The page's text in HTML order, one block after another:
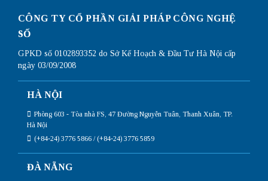
CÔNG TY CỔ PHẦN GIẢI PHÁP CÔNG NGHỆ
SỐ
GPKD số 0102893352 do Sở Kế Hoạch & Đầu Tư Hà Nội cấp
ngày 03/09/2008
HÀ NỘI
Phòng 603 - Tòa nhà FS, 47 Đường Nguyễn Tuân, Thanh Xuân, TP.
Hà Nội
(+84-24) 3776 5866 / (+84-24) 3776 5859
ĐÀ NẴNG